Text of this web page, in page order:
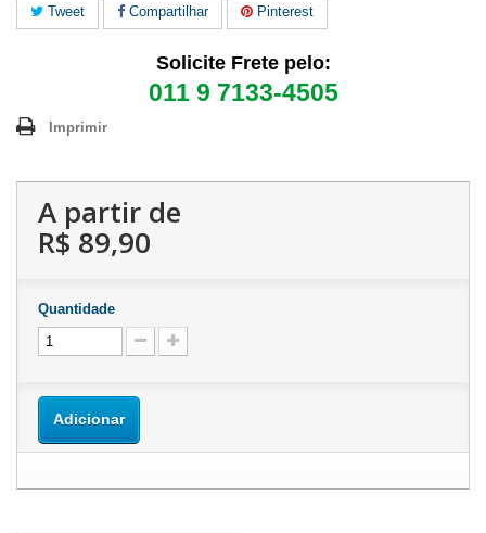
Tweet Compartilhar Pinterest
Solicite Frete pelo:
011 9 7133-4505
Imprimir
A partir de
R$ 89,90
Quantidade
Adicionar